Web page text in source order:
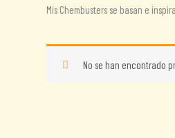
Mis Chembusters se basan e
No se han encontrado